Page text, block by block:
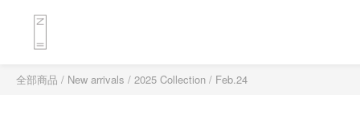
全部商品 / New arrivals / 2025 Collection / Feb.24